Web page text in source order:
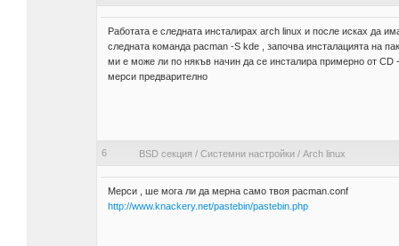
Работата е следната инсталирах arch linux и после исках да
следната команда pacman -S kde , започва инсталацията на
ми е може ли по някъв начин да се инсталира примерно от
мерси предварително
6 BSD секция / Системни настройки/ Arch linux
Мерси , ше мога ли да мерна само твоя pacman.conf
http://www.knackery.net/pastebin/pastebin.php